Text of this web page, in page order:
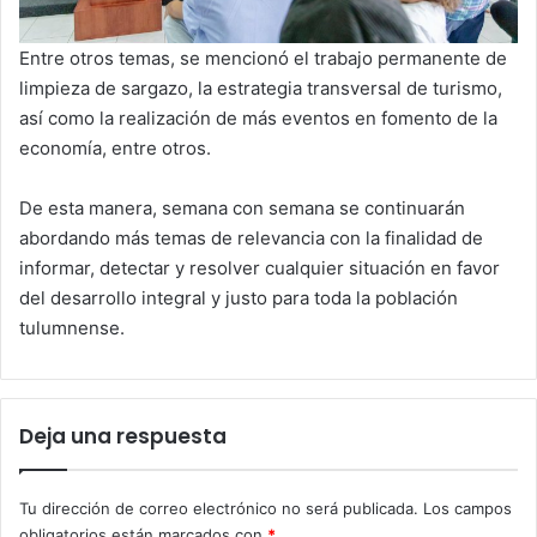
Entre otros temas, se mencionó el trabajo permanente de
limpieza de sargazo, la estrategia transversal de turismo,
así como la realización de más eventos en fomento de la
economía, entre otros.
De esta manera, semana con semana se continuarán
abordando más temas de relevancia con la finalidad de
informar, detectar y resolver cualquier situación en favor
del desarrollo integral y justo para toda la población
tulumnense.
Deja una respuesta
Tu dirección de correo electrónico no será publicada. Los campos